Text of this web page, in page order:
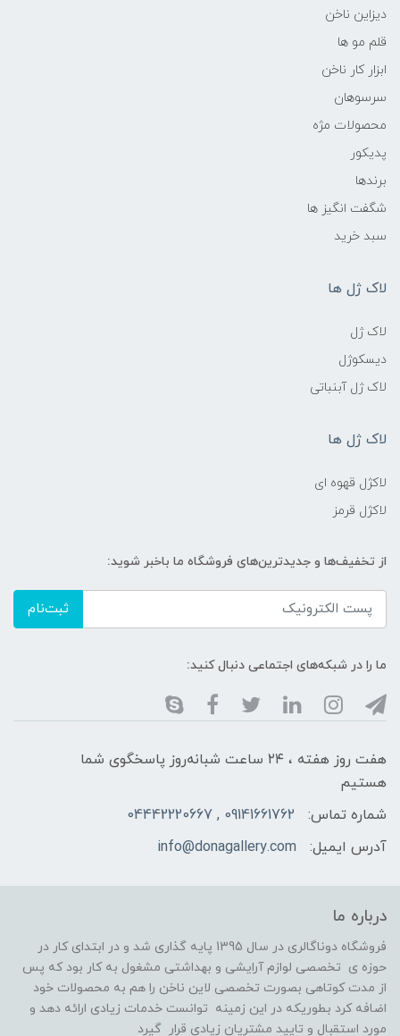
دیزاین ناخن
قلم مو ها
ابزار کار ناخن
سرسوهان
محصولات مژه
پدیکور
برندها
شگفت انگیز ها
سبد خرید
لاک ژل ها
لاک ژل
دیسکوژل
لاک ژل آبنباتی
لاک ژل ها
لاکژل قهوه ای
لاکژل قرمز
از تخفیف‌ها و جدیدترین‌های فروشگاه ما باخبر شوید:
ثبت‌نام
ما را در شبکه‌های اجتماعی دنبال کنید:
هفت روز هفته ، ۲۴ ساعت شبانه‌روز پاسخگوی شما
هستیم
شماره تماس:
09141661762 , 04442220667
آدرس ایمیل:
info@donagallery.com
درباره ما
فروشگاه دوناگالری در سال 1395 پایه گذاری شد و در ابتدای کار در
حوزه ی تخصصی لوازم آرایشی و بهداشتی مشغول به کار بود که پس
از مدت کوتاهی بصورت تخصصی لاین ناخن را هم به محصولات خود
اضافه کرد بطوریکه در این زمینه توانست خدمات زیادی ارائه دهد و
مورد استقبال و تایید مشتریان زیادی قرار گیرد